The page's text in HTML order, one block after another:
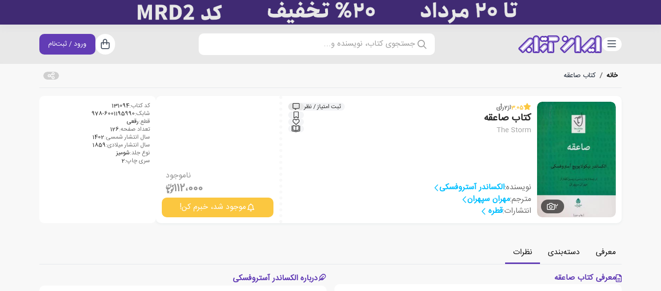
دسته‌بندی جستجوی کتاب، نویسنده و... سبد خرید
ورود / ثبت‌نام
خانه / کتاب صاعقه
2
3.05از2رأی ثبت امتیاز / نظر
کتاب صاعقه
The Storm
نویسنده:الکساندر آستروفسکی
مترجم:مهران سپهران
انتشارات:قطره
ناموجود
112،000
موجود شد، خبرم کن!
کد کتاب:131094
شابک:978-6001195990
قطع:رقعی
تعداد صفحه:126
سال انتشار شمسی:1402
سال انتشار میلادی:1859
نوع جلد:شومیز
سری چاپ:2
معرفی دسته‌بندی
نظرات
معرفی کتاب صاعقه
درباره الکساندر آستروفسکی